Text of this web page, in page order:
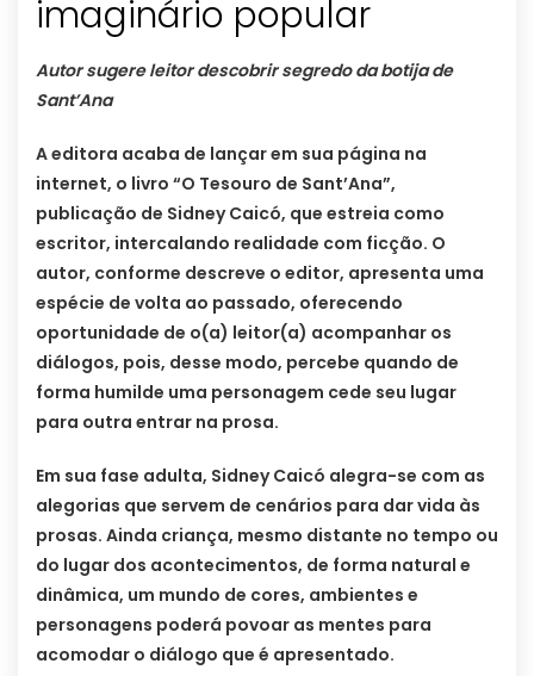
Autor sugere leitor descobrir segredo da botija de
Sant’Ana
A editora acaba de lançar em sua página na
internet, o livro “O Tesouro de Sant’Ana”,
publicação de Sidney Caicó, que estreia como
escritor, intercalando realidade com ficção. O
autor, conforme descreve o editor, apresenta uma
espécie de volta ao passado, oferecendo
oportunidade de o(a) leitor(a) acompanhar os
diálogos, pois, desse modo, percebe quando de
forma humilde uma personagem cede seu lugar
para outra entrar na prosa.
Em sua fase adulta, Sidney Caicó alegra-se com as
alegorias que servem de cenários para dar vida às
prosas. Ainda criança, mesmo distante no tempo ou
do lugar dos acontecimentos, de forma natural e
dinâmica, um mundo de cores, ambientes e
personagens poderá povoar as mentes para
acomodar o diálogo que é apresentado.